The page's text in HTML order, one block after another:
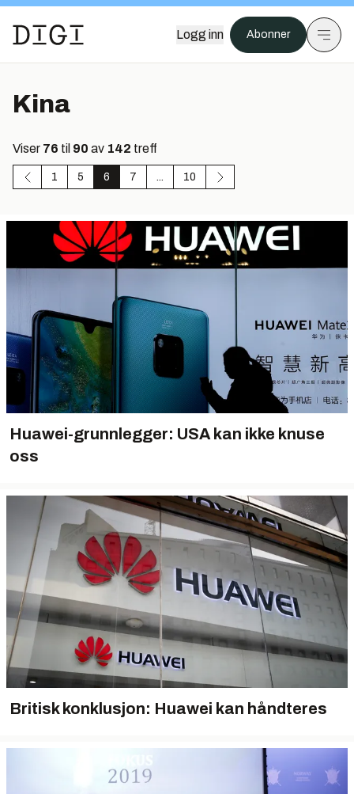
Logg inn Abonner
Kina
Viser 76 til 90 av 142 treff
1 5 6 7 ... 10
Huawei-grunnlegger: USA kan ikke knuse
oss
Britisk konklusjon: Huawei kan håndteres